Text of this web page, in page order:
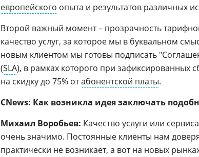
европейского опыта и результатов различных
Второй важный момент – прозрачность
качество услуг, за которое мы в буквальном
новым клиентом мы готовы подписать
(SLA), в рамках которого при зафиксированных
на скидку до 75% отабонентской платы.
CNews: Как возникла идея заключать
Михаил Воробьев: Качество услуги или
очень значимо. Постоянные клиенты нам
практически не возникает, а вот на новых